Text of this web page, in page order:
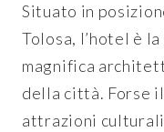
Situato in
Tolosa, l’hotel è
magnifica
della città. Forse
attrazioni